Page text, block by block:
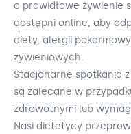
o prawidłowe żywienie
dostępni online, aby
diety, alergii
żywieniowych.
Stacjonarne spotkania
są zalecane w
zdrowotnymi lub
Nasi dietetycy